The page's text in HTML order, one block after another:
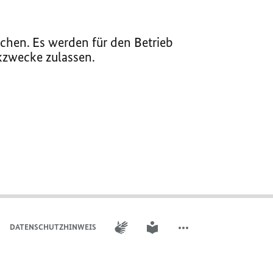
Es werden für den Betrieb
zulassen.
DATENSCHUTZHINWEIS GEBÄRDENSPRACHE
LEICHTE SPRACHE